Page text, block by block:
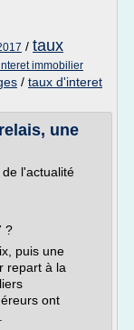
/ taux
immobilier
/ taux d'interet
une
l'actualité
?
puis une
repart à la
ont